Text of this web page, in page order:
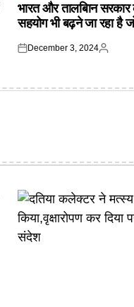
भारत और तालबिान
सहयोग भी बढ़ने जा रहा है
Posted
December 3, 2024
Posted